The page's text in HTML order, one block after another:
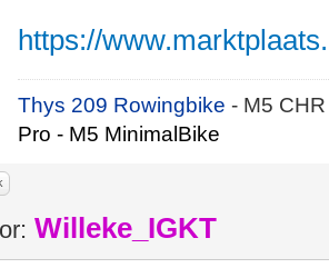
https://
Thys 209 Rowingbike- M5
Pro - M5 MinimalBike
Willeke_IGKT